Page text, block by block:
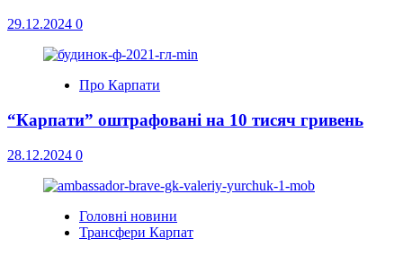
29.12.2024 0
Про Карпати
“Карпати” оштрафовані на 10 тисяч гривень
28.12.2024 0
Головні новини
Трансфери Карпат